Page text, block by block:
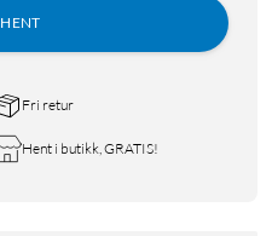
HENT
Fri retur
Hent i butikk, GRATIS!